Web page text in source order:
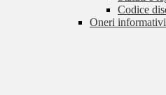
Codice
Oneri